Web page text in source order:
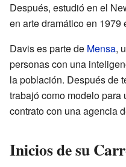
Después, estudió en el
en arte dramático en 1979
Davis es parte de Mensa,
personas con una
la población. Después de
trabajó como modelo para
contrato con una agencia
Inicios de su